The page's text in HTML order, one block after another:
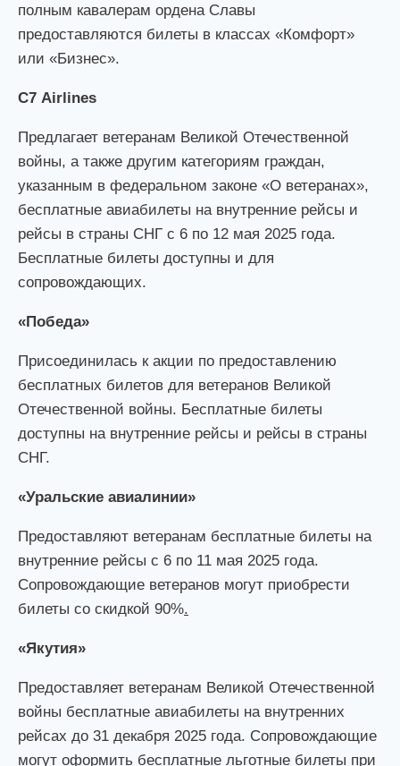
полным кавалерам ордена Славы
предоставляются билеты в классах «Комфорт»
или «Бизнес».
С7 Airlines
Предлагает ветеранам Великой Отечественной
войны, а также другим категориям граждан,
указанным в федеральном законе «О ветеранах»,
бесплатные авиабилеты на внутренние рейсы и
рейсы в страны СНГ с 6 по 12 мая 2025 года.
Бесплатные билеты доступны и для
сопровождающих.
«Победа»
Присоединилась к акции по предоставлению
бесплатных билетов для ветеранов Великой
Отечественной войны. Бесплатные билеты
доступны на внутренние рейсы и рейсы в страны
СНГ.
«Уральские авиалинии»
Предоставляют ветеранам бесплатные билеты на
внутренние рейсы с 6 по 11 мая 2025 года.
Сопровождающие ветеранов могут приобрести
билеты со скидкой 90%.
«Якутия»
Предоставляет ветеранам Великой Отечественной
войны бесплатные авиабилеты на внутренних
рейсах до 31 декабря 2025 года. Сопровождающие
могут оформить бесплатные льготные билеты при